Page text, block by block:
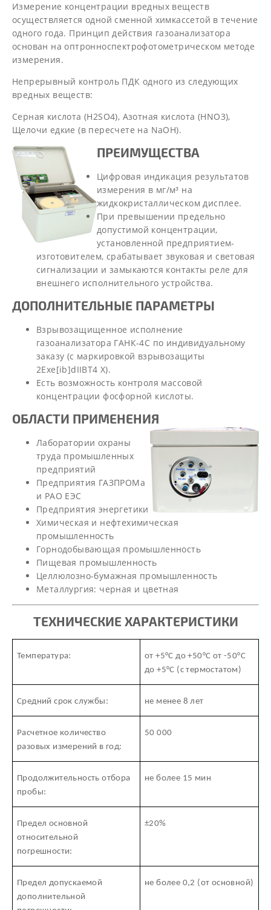
Измерение концентрации вредных веществ
осуществляется одной сменной химкассетой в течение
одного года. Принцип действия газоанализатора
основан на оптронноспектрофотометрическом методе
измерения.
Непрерывный контроль ПДК одного из следующих
вредных веществ:
Серная кислота (H2SO4), Азотная кислота (HNO3),
Щелочи едкие (в пересчете на NaOH).
ПРЕИМУЩЕСТВА
Цифровая индикация результатов
измерения в мг/м³ на
жидкокристаллическом дисплее.
При превышении предельно
допустимой концентрации,
установленной предприятием-
изготовителем, срабатывает звуковая и световая
сигнализации и замыкаются контакты реле для
внешнего исполнительного устройства.
ДОПОЛНИТЕЛЬНЫЕ ПАРАМЕТРЫ
Взрывозащищенное исполнение
газоанализатора ГАНК-4С по индивидуальному
заказу (с маркировкой взрывозащиты
2Exe[ib]dIIBТ4 Х).
Есть возможность контроля массовой
концентрации фосфорной кислоты.
ОБЛАСТИ ПРИМЕНЕНИЯ
Лаборатории охраны
труда промышленных
предприятий
Предприятия ГАЗПРОМа
и РАО ЕЭС
Предприятия энергетики
Химическая и нефтехимическая
промышленность
Горнодобывающая промышленность
Пищевая промышленность
Целлюлозно-бумажная промышленность
Металлургия: черная и цветная
ТЕХНИЧЕСКИЕ ХАРАКТЕРИСТИКИ
Температура:
от +5°С до +50°С от -50°С
до +5°С (с термостатом)
Средний срок службы: не менее 8 лет
Расчетное количество
разовых измерений в год:
50 000
Продолжительность отбора
пробы:
не более 15 мин
Предел основной
относительной
погрешности:
±20%
Предел допускаемой
дополнительной
не более 0,2 (от основной)